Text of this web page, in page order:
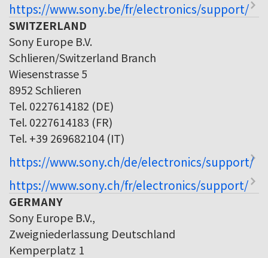
https://www.sony.be/fr/electronics/support/
SWITZERLAND
Sony Europe B.V.
Schlieren/Switzerland Branch
Wiesenstrasse 5
8952 Schlieren
Tel. 0227614182 (DE)
Tel. 0227614183 (FR)
Tel. +39 269682104 (IT)
https://www.sony.ch/de/electronics/support/
https://www.sony.ch/fr/electronics/support/
GERMANY
Sony Europe B.V.,
Zweigniederlassung Deutschland
Kemperplatz 1